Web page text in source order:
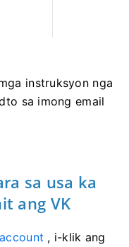
instruksyon nga
sa imong email
sa usa ka
ang VK
, i-klik ang